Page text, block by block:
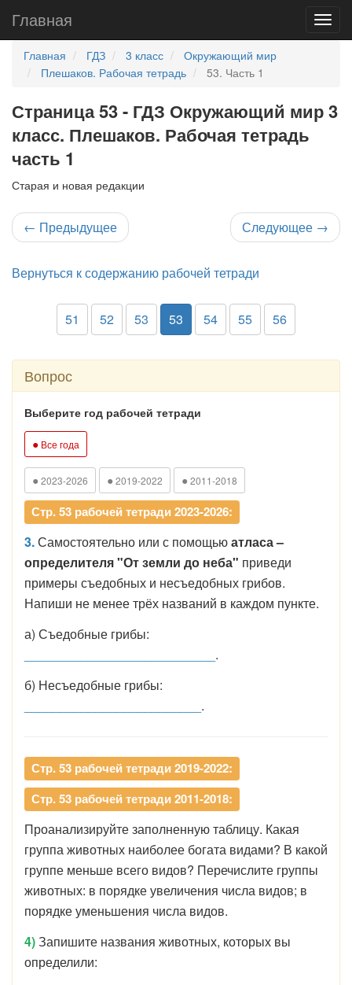
Главная
Главная ГДЗ 3 класс
Окружающий мир
Плешаков. Рабочая тетрадь
53. Часть 1
Страница 53 - ГДЗ Окружающий мир 3
класс. Плешаков. Рабочая тетрадь
часть 1
Старая и новая редакции
← Предыдущее Следующее →
Вернуться к содержанию рабочей тетради
51 52 53 53 54 55 56
Вопрос
Выберите год рабочей тетради
● Все года
● 2023-2026 ● 2019-2022 ● 2011-2018
Стр. 53 рабочей тетради 2023-2026:
3.Самостоятельно или с помощьюатласа –
определителя "От земли до неба" приведи
примеры съедобных и несъедобных грибов.
Напиши не менее трёх названий в каждом пункте.
а) Съедобные грибы:
.
б) Несъедобные грибы:
.
Стр. 53 рабочей тетради 2019-2022:
Стр. 53 рабочей тетради 2011-2018:
Проанализируйте заполненную таблицу. Какая
группа животных наиболее богата видами? В какой
группе меньше всего видов? Перечислите группы
животных: в порядке увеличения числа видов; в
порядке уменьшения числа видов.
4)Запишите названия животных, которых вы
определили: